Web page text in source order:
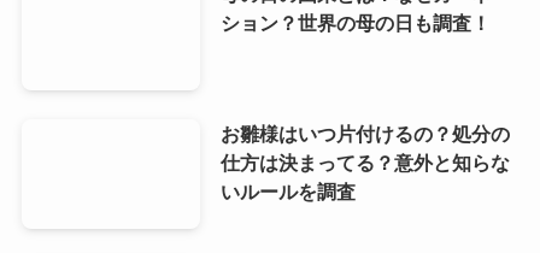
ション？世界の母の日も調査！
お雛様はいつ片付けるの？処分の
仕方は決まってる？意外と知らな
いルールを調査